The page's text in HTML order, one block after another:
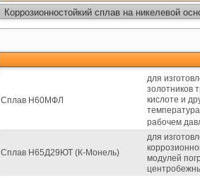
Коррозионностойкий сплав на никелевой
Сплав Н60МФЛ
для
золотников
кислоте и
рабочем
Сплав Н65Д29ЮТ (К-Монель)
для
модулей